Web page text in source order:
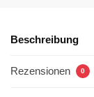
Beschreibung
Rezensionen 0